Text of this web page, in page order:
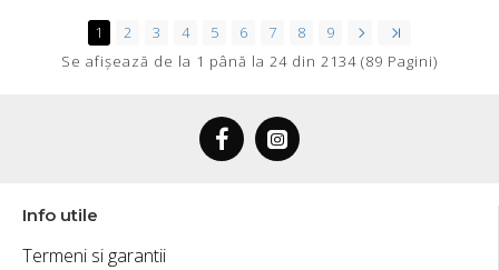
1 2 3 4 5 6 7 8
9
Se afişează de la 1 până la 24 din 2134 (89 Pagini)
Info utile
Termeni si garantii